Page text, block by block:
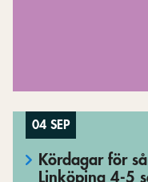
04 SEP
Kördagar för
Linköping 4-5